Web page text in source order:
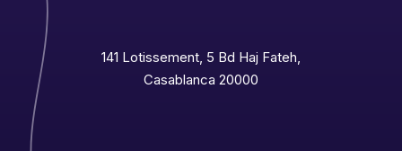
141 Lotissement, 5 Bd Haj Fateh,
Casablanca 20000